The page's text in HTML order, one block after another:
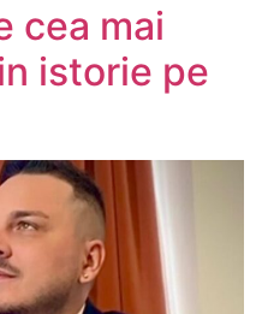
cea mai
istorie pe